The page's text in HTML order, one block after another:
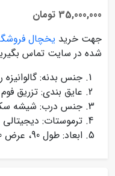
35,000,000 تومان
جهت خرید یخچال
شده در سایت تماس
جنس بدنه: گالوانیزه
عایق بندی: تزریق
جنس درب: شیشه
ترموستات: دیجیتالی
ابعاد: طول 90، عرض 90، ارتفاع 200 سانتی متر